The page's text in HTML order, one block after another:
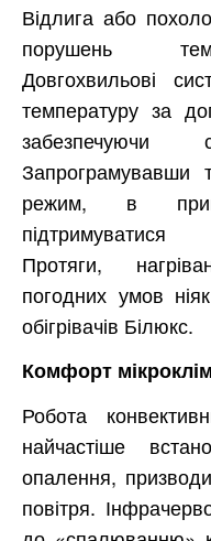
Відлига або
порушень
Довгохвильові
температуру за
забезпечуючи
Запрограмувавши
режим, в
підтримуватися
Протяги,
погодних умов
обігрівачів Білюкс.
Комфорт
Робота
найчастіше
опалення,
повітря.